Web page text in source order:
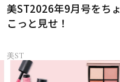
美ST2026年9月号をちょ
こっと見せ！
美ST